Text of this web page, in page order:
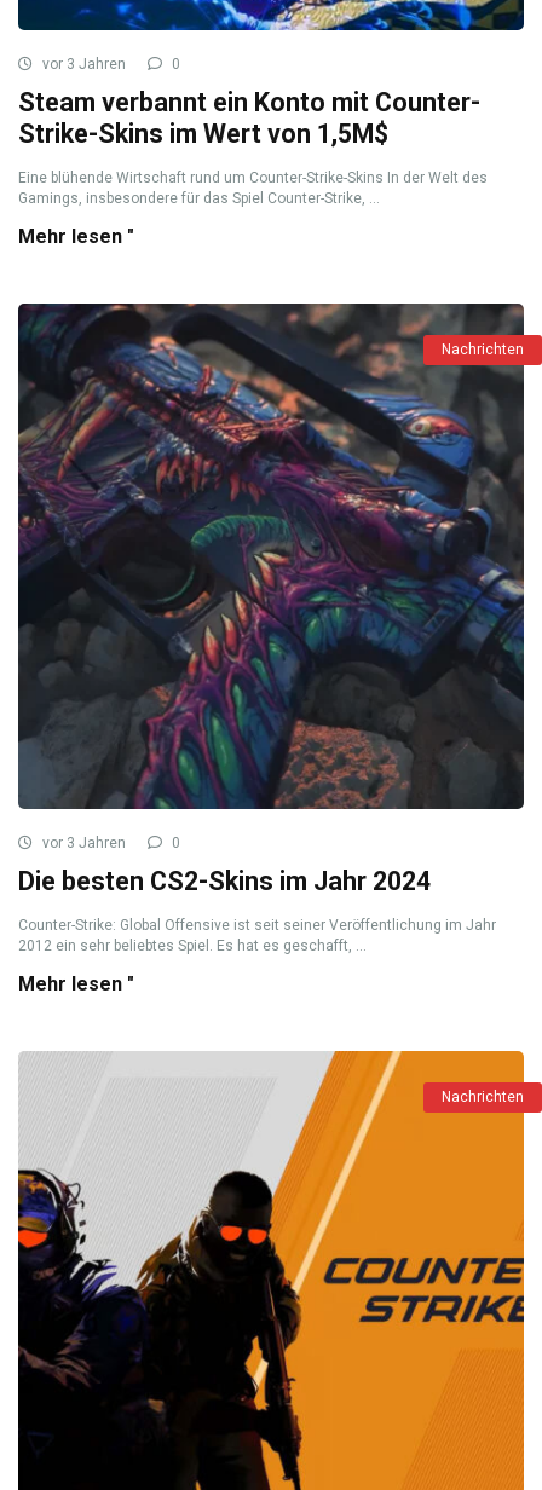
vor 3 Jahren 0
Steam verbannt ein Konto mit Counter-
Strike-Skins im Wert von 1,5M$
Eine blühende Wirtschaft rund um Counter-Strike-Skins In der Welt des
Gamings, insbesondere für das Spiel Counter-Strike, ...
Mehr lesen "
Nachrichten
vor 3 Jahren 0
Die besten CS2-Skins im Jahr 2024
Counter-Strike: Global Offensive ist seit seiner Veröffentlichung im Jahr
2012 ein sehr beliebtes Spiel. Es hat es geschafft, ...
Mehr lesen "
Nachrichten